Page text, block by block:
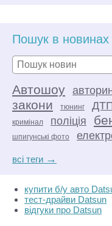
Пошук в новинах
Автошоу
закони тюнинг
кримінал поліція
шпигунські фото
всі теги →
купити б/у авто
тест-драйви Datsun
відгуки про Datsun